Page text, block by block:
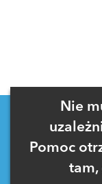
Nie
Pomoc
tam,